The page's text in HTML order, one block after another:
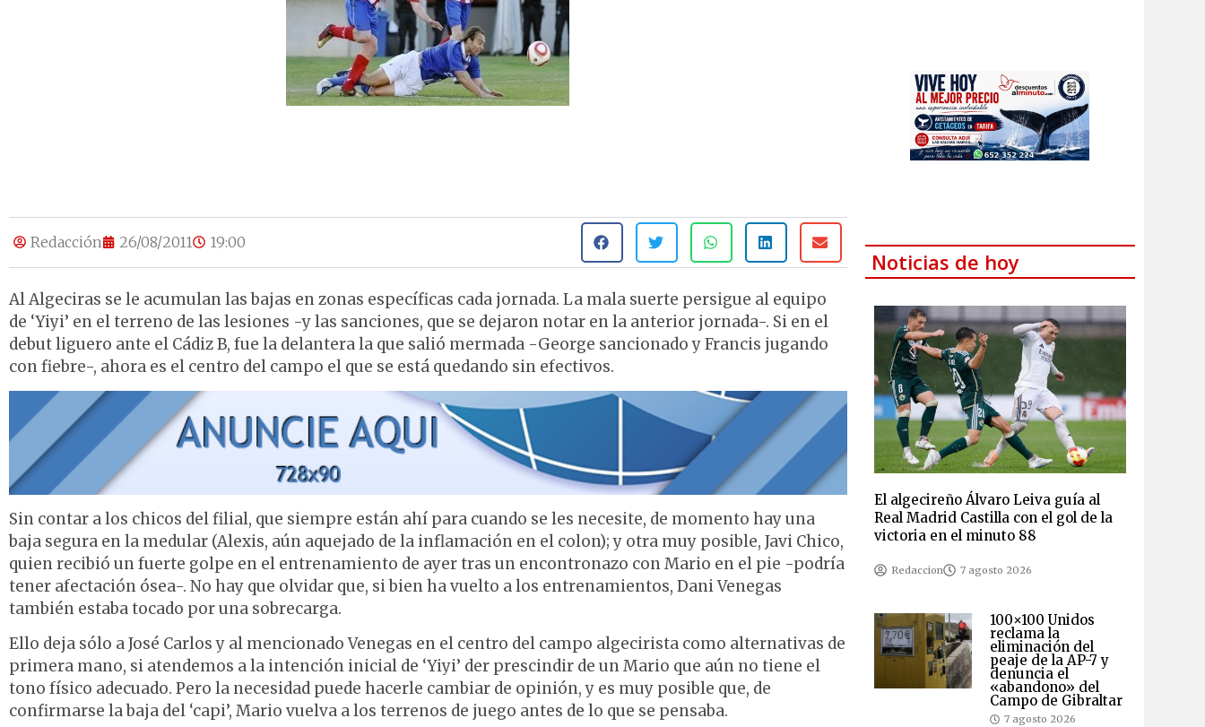
Redacción 26/08/2011 19:00
Al Algeciras se le acumulan las bajas en zonas específicas cada jornada. La mala suerte persigue al equipo
de ‘Yiyi’ en el terreno de las lesiones -y las sanciones, que se dejaron notar en la anterior jornada-. Si en el
debut liguero ante el Cádiz B, fue la delantera la que salió mermada -George sancionado y Francis jugando
con fiebre-, ahora es el centro del campo el que se está quedando sin efectivos.
Sin contar a los chicos del filial, que siempre están ahí para cuando se les necesite, de momento hay una
baja segura en la medular (Alexis, aún aquejado de la inflamación en el colon); y otra muy posible, Javi Chico,
quien recibió un fuerte golpe en el entrenamiento de ayer tras un encontronazo con Mario en el pie -podría
tener afectación ósea-. No hay que olvidar que, si bien ha vuelto a los entrenamientos, Dani Venegas
también estaba tocado por una sobrecarga.
Ello deja sólo a José Carlos y al mencionado Venegas en el centro del campo algecirista como alternativas de
primera mano, si atendemos a la intención inicial de ‘Yiyi’ der prescindir de un Mario que aún no tiene el
tono físico adecuado. Pero la necesidad puede hacerle cambiar de opinión, y es muy posible que, de
confirmarse la baja del ‘capi’, Mario vuelva a los terrenos de juego antes de lo que se pensaba.
Noticias de hoy
El algecireño Álvaro Leiva guía al
Real Madrid Castilla con el gol de la
victoria en el minuto 88
Redaccion 7 agosto 2026
100×100 Unidos
reclama la
eliminación del
peaje de la AP-7 y
denuncia el
«abandono» del
Campo de Gibraltar
7 agosto 2026